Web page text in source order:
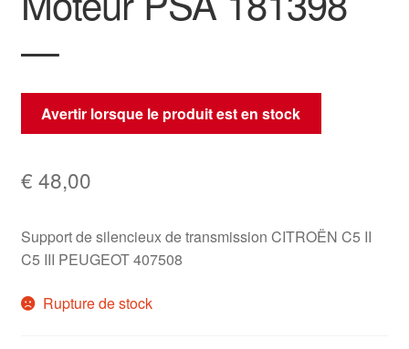
—
Avertir lorsque le produit est en stock
€ 48,00
Support de silencieux de transmission CITROËN C5 II
C5 III PEUGEOT 407508
Rupture de stock